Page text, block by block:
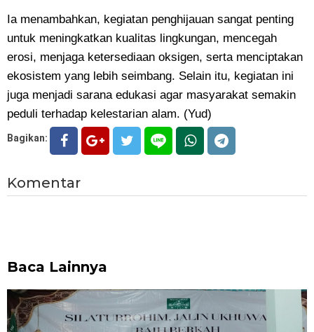
Ia menambahkan, kegiatan penghijauan sangat penting
untuk meningkatkan kualitas lingkungan, mencegah
erosi, menjaga ketersediaan oksigen, serta menciptakan
ekosistem yang lebih seimbang. Selain itu, kegiatan ini
juga menjadi sarana edukasi agar masyarakat semakin
peduli terhadap kelestarian alam. (Yud)
Bagikan:
Komentar
Baca Lainnya